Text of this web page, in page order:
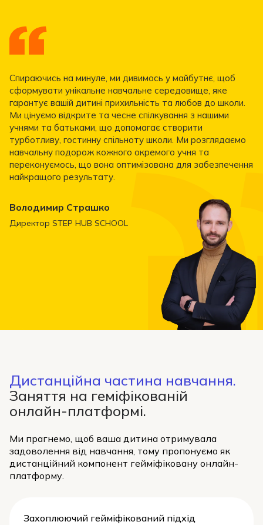
Спираючись на минуле, ми дивимось у майбутнє, щоб
сформувати унікальне навчальне середовище, яке
гарантує вашій дитині прихильність та любов до школи.
Ми цінуємо відкрите та чесне спілкування з нашими
учнями та батьками, що допомагає створити
турботливу, гостинну спільноту школи. Ми розглядаємо
навчальну подорож кожного окремого учня та
переконуємось, що вона оптимізована для забезпечення
найкращого результату.
Володимир Страшко
Директор STEP HUB SCHOOL
Дистанційна частина навчання.
Заняття на геміфікованій
онлайн-платформі.
Ми прагнемо, щоб ваша дитина отримувала
задоволення від навчання, тому пропонуємо як
дистанційний компонент гейміфіковану онлайн-
платформу.
Захоплюючий гейміфікований підхід